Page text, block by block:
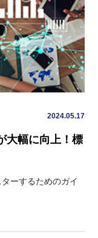
2024.05.17
大幅に向上！標
ーするためのガイ